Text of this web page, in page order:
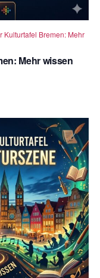
Mehr wissen
Kulturtafel Bremen: Mehr